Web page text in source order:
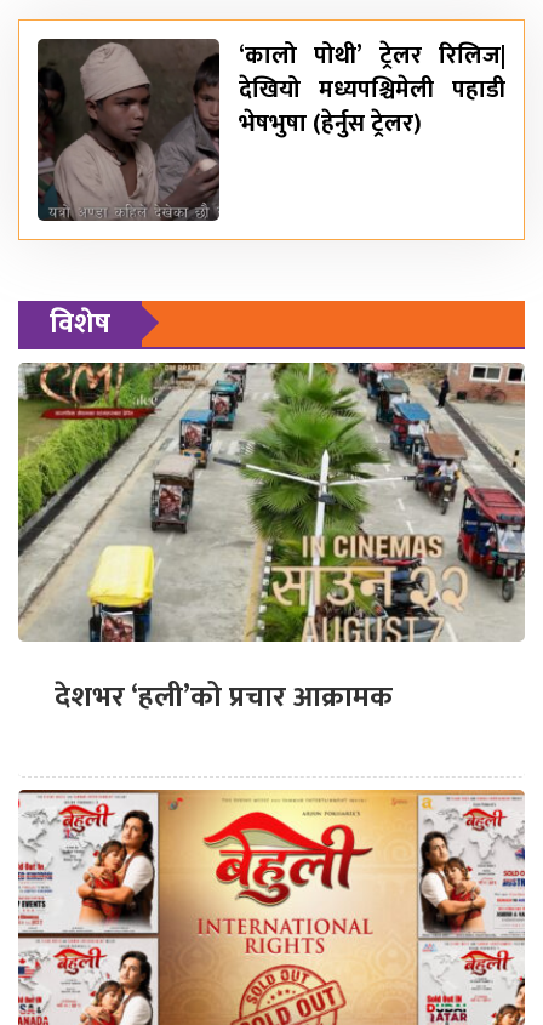
‘कालो पोथी’ ट्रेलर रिलिज|
देखियो मध्यपश्चिमेली पहाडी
भेषभुषा (हेर्नुस ट्रेलर)
विशेष
देशभर ‘हली’को प्रचार आक्रामक